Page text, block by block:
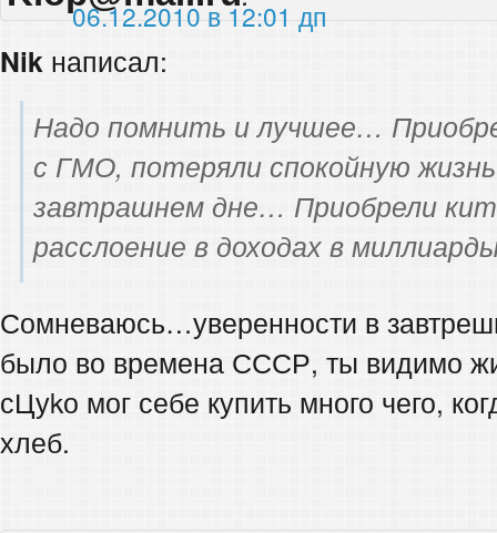
06.12.2010 в 12:01 дп
Nik написал:
Надо помнить и лучшее…
с ГМО, потеряли спокойную
завтрашнем дне… Приобрели
расслоение в доходах в
Сомневаюсь…уверенности в
было во времена СССР, ты видимо
сЦуkо мог себе купить много чего,
хлеб.